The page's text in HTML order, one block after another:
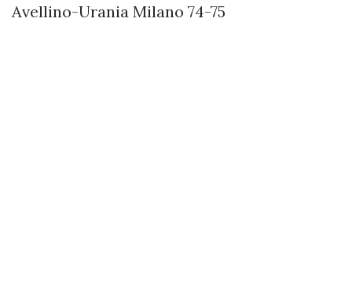
Avellino-Urania Milano 74-75